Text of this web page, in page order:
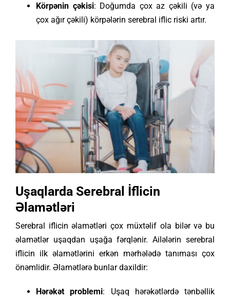
Körpənin çəkisi: Doğumda çox az çəkili (və ya
çox ağır çəkili) körpələrin serebral iflic riski artır.
Uşaqlarda Serebral İflicin
Əlamətləri
Serebral iflicin əlamətləri çox müxtəlif ola bilər və bu
əlamətlər uşaqdan uşağa fərqlənir. Ailələrin serebral
iflicin ilk əlamətlərini erkən mərhələdə tanıması çox
önəmlidir. Əlamətlərə bunlar daxildir:
Hərəkət problemi: Uşaq hərəkətlərdə tənbəllik